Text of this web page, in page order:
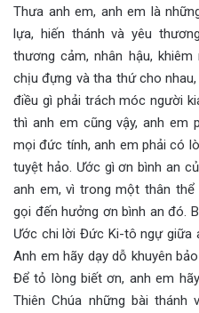
Thưa anh em, anh em là
lựa, hiến thánh và yêu
thương cảm, nhân hậu,
chịu đựng và tha thứ cho
điều gì phải trách móc người
thì anh em cũng vậy, anh em
mọi đức tính, anh em phải có
tuyệt hảo. Ước gì ơn bình an
anh em, vì trong một thân
gọi đến hưởng ơn bình an đó.
Ước chi lời Đức Ki-tô ngự giữa
Anh em hãy dạy dỗ khuyên
Để tỏ lòng biết ơn, anh em
Thiên Chúa những bài thánh